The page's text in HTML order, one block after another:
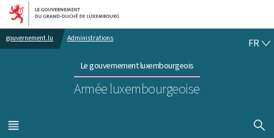
Aller au menu principal
Aller au contenu
gouvernement.lu Administrations
Le gouvernement luxembourgeois
Armée luxembourgeoise
FR
MENU
PRINCIPAL